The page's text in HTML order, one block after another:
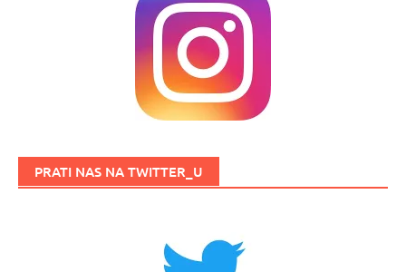
PRATI NAS NA TWITTER_U